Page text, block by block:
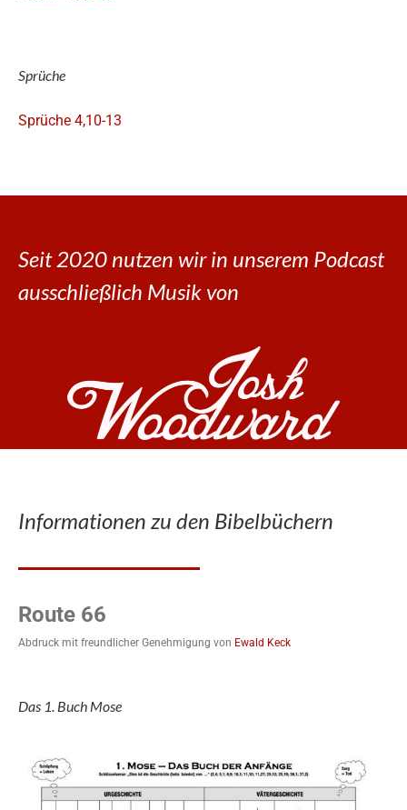
Sprüche
Sprüche 4,10-13
Seit 2020 nutzen wir in unserem Podcast
ausschließlich Musik von
Informationen zu den Bibelbüchern
Route 66
Abdruck mit freundlicher Genehmigung von Ewald Keck
Das 1. Buch Mose